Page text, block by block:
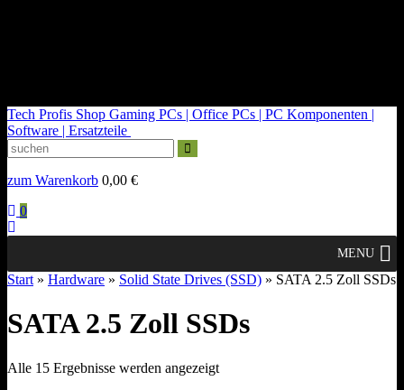
Tech Profis Shop Gaming PCs | Office PCs | PC Komponenten |
Software | Ersatzteile
zum Warenkorb 0,00 €
0
MENU
Start » Hardware » Solid State Drives (SSD) » SATA 2.5 Zoll SSDs
SATA 2.5 Zoll SSDs
Alle 15 Ergebnisse werden angezeigtNach